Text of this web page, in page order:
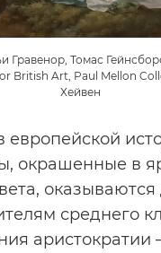
Гравенор, Томас
British Art, Paul Mellon
Хейвен
европейской
окрашенные в
среднего
аристократии